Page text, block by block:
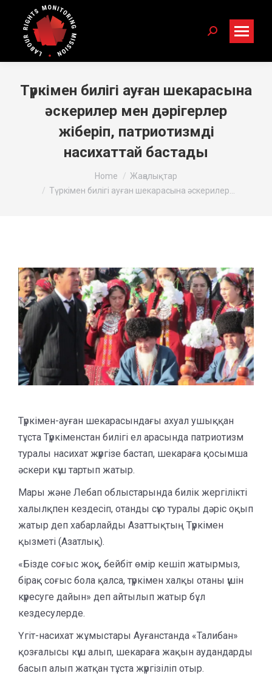
Search:
Түркімен билігі ауған шекарасына
әскерилер мен дәрігерлер
жіберіп, патриотизмді
насихаттай бастады
Home
Жаңалықтар
Түркімен билігі ауған шекарасына әскерилер…
Түркімен-ауған шекарасындағы ахуал ушыққан
тұста Түркіменстан билігі ел арасында патриотизм
туралы насихат жүргізе бастап, шекараға қосымша
әскери күш тартып жатыр.
Мары және Лебап облыстарында билік жергілікті
халылқпен кездесіп, отанды сүю туралы дәріс оқып
жатыр деп хабарлайды Азаттықтың Түркімен
қызметі (Азатлық).
«Бізде соғыс жоқ, бейбіт өмір кешіп жатырмыз,
бірақ соғыс бола қалса, түркімен халқы отаны үшін
күресуге дайын» деп айтылып жатыр бұл
кездесулерде.
Үгіт-насихат жұмыстары Ауғанстанда «Талибан»
қозғалысы күш алып, шекараға жақын аудандарды
басып алып жатқан тұста жүргізіліп отыр.